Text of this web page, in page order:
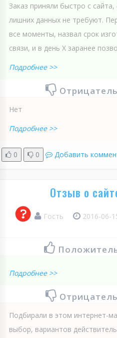
Заказ приняли быстро с
лишних данных не требуют.
все моменты, назвал срок
связи, и в день Х заранее позво
Подробнее >>
Нет
Подробнее >>
0 0 Добавить
Отзыв о
Гость 2016-06-
Подробнее >>
Подбирали в этом интернет-
выбор, вариантов